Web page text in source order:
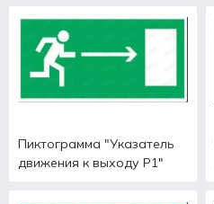
Пиктограмма "Указатель
движения к выходу Р1"